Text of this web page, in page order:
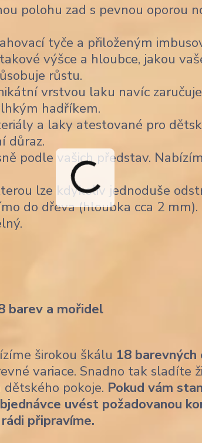
polohu zad s pevnou oporou
tyče a přiloženým
výšce a hloubce, jakou
růstu.
vrstvou laku navíc
hadříkem.
a laky atestované pro
důraz.
podle vašich představ.
lze kdykoliv jednoduše
do dřeva (hloubka cca 2 mm).
barev a mořidel
širokou škálu 18
variace. Snadno tak sladíte
pokoje. Pokud vám
uvést požadovanou
připravíme.